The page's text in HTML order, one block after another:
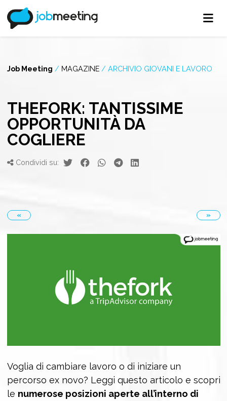
Job Meeting / MAGAZINE / ARCHIVIO GIOVANI E LAVORO
THEFORK: TANTISSIME
OPPORTUNITÀ DA
COGLIERE
Condividi su:
« »
Voglia di cambiare lavoro o di iniziare un
percorso ex novo? Leggi questo articolo e scopri
le numerose posizioni aperte all’interno di